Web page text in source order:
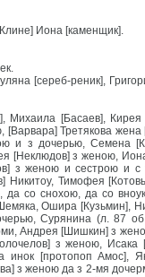
Иона [каменщик].
[сереб-реник],
Михаила [Басаев],
Третякова
и з дочерью, Семена
[Неклюдов] з женою,
з женою и сестрою и
Тимофея
да со снохою, да со
Ошира [Кузьмин],
Сурянина (л. 87
Андрея [Шишкин] з
з женою,
инок [протопоп Амос],
з женою да з 2-мя